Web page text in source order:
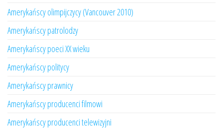
Amerykańscy olimpijczycy (Vancouver 2010)
Amerykańscy patrolodzy
Amerykańscy poeci XX wieku
Amerykańscy politycy
Amerykańscy prawnicy
Amerykańscy producenci filmowi
Amerykańscy producenci telewizyjni